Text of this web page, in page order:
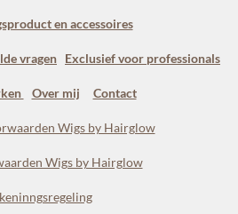
en accessoires
vragen Exclusief voor professionals
Over mij Contact
Wigs by Hairglow
Wigs by Hairglow